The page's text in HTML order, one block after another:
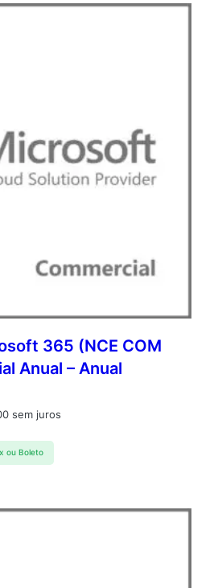
365 (NCE COM
Anual – Anual
sem juros
ou Boleto